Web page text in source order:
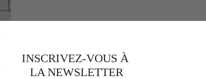
INSCRIVEZ-VOUS À
LA NEWSLETTER